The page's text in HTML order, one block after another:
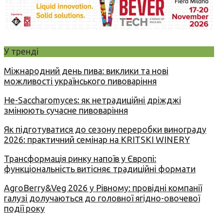
У тренді
Міжнародний день пива: виклики та нові
можливості українського пивоваріння
Не-Saccharomyces: як нетрадиційні дріжджі
змінюють сучасне пивоваріння
Як підготуватися до сезону переробки винограду
2026: практичний семінар на KRITSKI WINERY
Трансформація ринку напоїв у Європі:
функціональність витісняє традиційні формати
AgroBerry&Veg 2026 у Рівному: провідні компанії
галузі долучаються до головної ягідно-овочевої
події року